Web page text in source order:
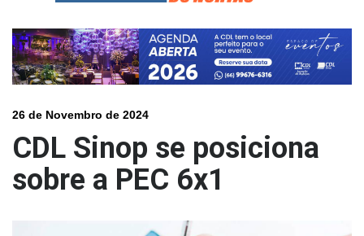
26 de Novembro de 2024
CDL Sinop se posiciona
sobre a PEC 6x1